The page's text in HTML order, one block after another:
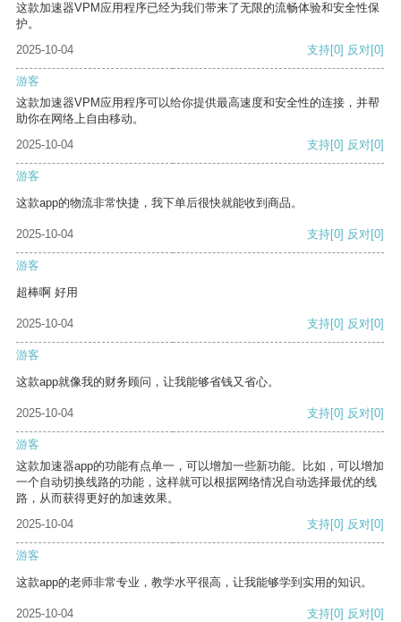
这款加速器VPM应用程序已经为我们带来了无限的流畅体验和安全性保
护。
2025-10-04
支持[0] 反对[0]
游客
这款加速器VPM应用程序可以给你提供最高速度和安全性的连接，并帮
助你在网络上自由移动。
2025-10-04
支持[0] 反对[0]
游客
这款app的物流非常快捷，我下单后很快就能收到商品。
2025-10-04 支持[0] 反对[0]
游客
超棒啊 好用
2025-10-04 支持[0] 反对[0]
游客
这款app就像我的财务顾问，让我能够省钱又省心。
2025-10-04 支持[0] 反对[0]
游客
这款加速器app的功能有点单一，可以增加一些新功能。比如，可以增加
一个自动切换线路的功能，这样就可以根据网络情况自动选择最优的线
路，从而获得更好的加速效果。
2025-10-04
支持[0] 反对[0]
游客
这款app的老师非常专业，教学水平很高，让我能够学到实用的知识。
2025-10-04 支持[0] 反对[0]